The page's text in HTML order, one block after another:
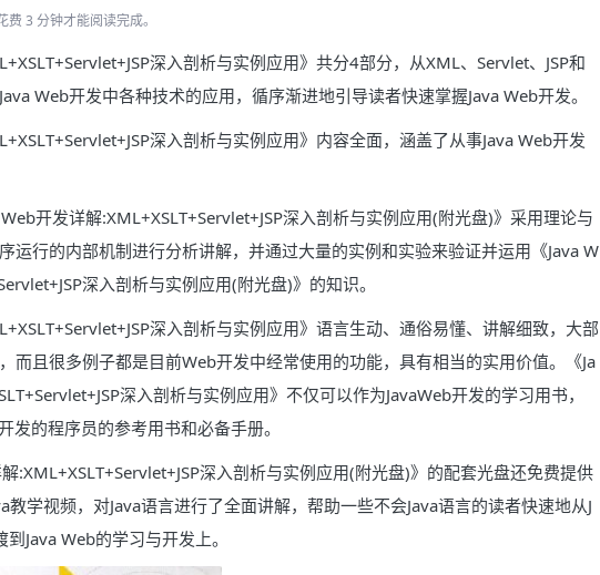
3 分钟才能阅读完成。
深入剖析与实例应用》共分4部分，从XML、Servlet、JSP和
Web开发中各种技术的应用，循序渐进地引导读者快速掌握Java Web开发。
深入剖析与实例应用》内容全面，涵盖了从事Java Web开发
开发详解:XML+XSLT+Servlet+JSP深入剖析与实例应用(附光盘)》采用理论与
运行的内部机制进行分析讲解，并通过大量的实例和实验来验证并运用《Java W
深入剖析与实例应用(附光盘)》的知识。
深入剖析与实例应用》语言生动、通俗易懂、讲解细致，大部
而且很多例子都是目前Web开发中经常使用的功能，具有相当的实用价值。《Ja
深入剖析与实例应用》不仅可以作为JavaWeb开发的学习用书，
发的程序员的参考用书和必备手册。
:XML+XSLT+Servlet+JSP深入剖析与实例应用(附光盘)》的配套光盘还免费提供
教学视频，对Java语言进行了全面讲解，帮助一些不会Java语言的读者快速地从J
Java Web的学习与开发上。